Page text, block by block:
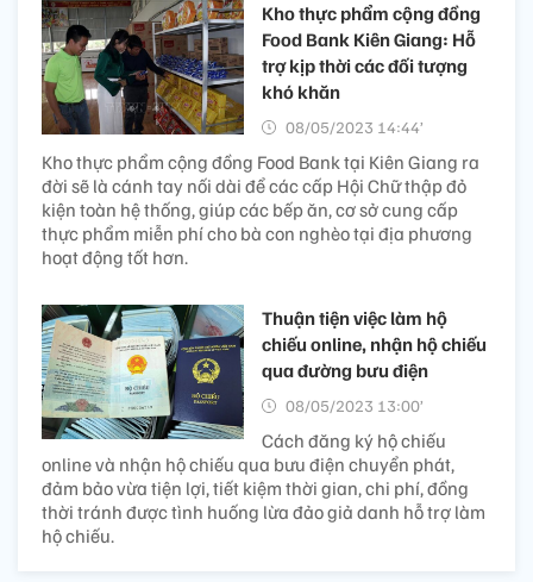
Kho thực phẩm cộng đồng
Food Bank Kiên Giang: Hỗ
trợ kịp thời các đối tượng
khó khăn
08/05/2023 14:44’
Kho thực phẩm cộng đồng Food Bank tại Kiên Giang ra
đời sẽ là cánh tay nối dài để các cấp Hội Chữ thập đỏ
kiện toàn hệ thống, giúp các bếp ăn, cơ sở cung cấp
thực phẩm miễn phí cho bà con nghèo tại địa phương
hoạt động tốt hơn.
Thuận tiện việc làm hộ
chiếu online, nhận hộ chiếu
qua đường bưu điện
08/05/2023 13:00’
Cách đăng ký hộ chiếu
online và nhận hộ chiếu qua bưu điện chuyển phát,
đảm bảo vừa tiện lợi, tiết kiệm thời gian, chi phí, đồng
thời tránh được tình huống lừa đảo giả danh hỗ trợ làm
hộ chiếu.